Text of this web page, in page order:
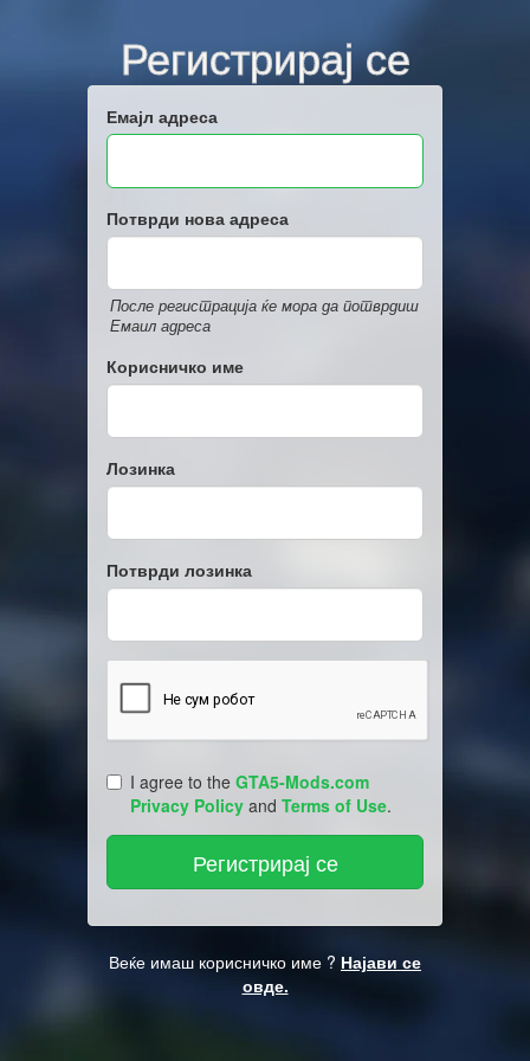
Регистрирај се
Емајл адреса
Потврди нова адреса
После регистрација ќе мора да потврдиш
Емаил адреса
Корисничко име
Лозинка
Потврди лозинка
I agree to the GTA5-Mods.com
Privacy Policy and Terms of Use.
Веќе имаш корисничко име ? Најави се
овде.